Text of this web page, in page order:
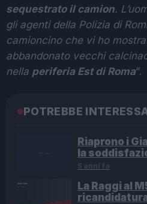
sequestrato il camion.
gli agenti della Polizia di
camioncino che vi ho
abbandonato vecchi
nella periferia Est di Roma“.
POTREBBE
Riaprono i
la
5 anni fa
La Raggi al